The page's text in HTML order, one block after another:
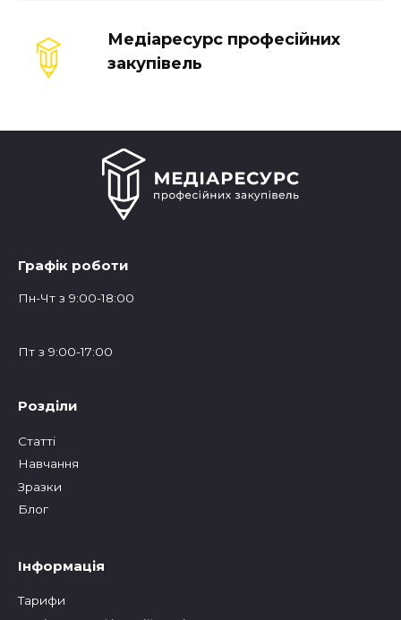
Медіаресурс професійних
закупівель
Графік роботи
Пн-Чт з 9:00-18:00
Пт з 9:00-17:00
Розділи
Статтi
Навчання
Зразки
Блог
Інформація
Тарифи